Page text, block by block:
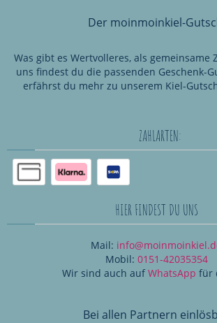
Der moinmoinkiel-
Was gibt es Wertvolleres, als gemeinsame
uns findest du die passenden Geschenk-
erfährst du mehr zu unserem Kiel-
ZAHLARTEN:
HIER FINDEST DU UNS
Mail:
Mobil: 0151-42035354
Wir sind auch auf WhatsApp für
Bei allen Partnern